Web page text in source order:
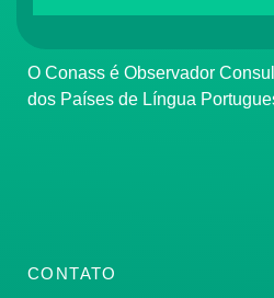
O Conass é Observador
dos Países de Língua
CONTATO